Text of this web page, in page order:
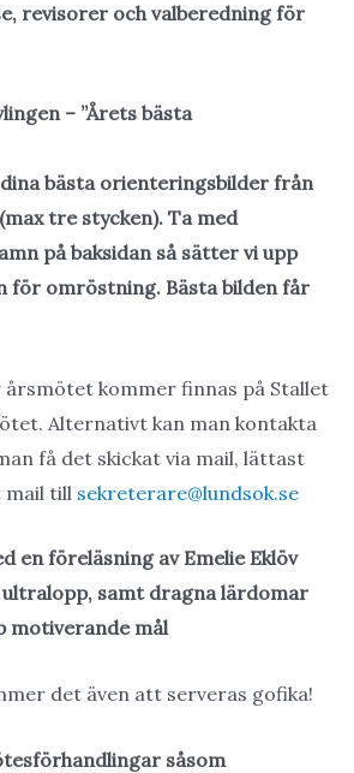
revisorer och valberedning för
– ”Årets bästa
bästa orienteringsbilder från
tre stycken). Ta med
på baksidan så sätter vi upp
för omröstning. Bästa bilden får
kommer finnas på Stallet
Alternativt kan man kontakta
få det skickat via mail, lättast
mail till sekreterare@lundsok.se
en föreläsning av Emelie Eklöv
ultralopp, samt dragna lärdomar
motiverande mål
det även att serveras gofika!
såsom